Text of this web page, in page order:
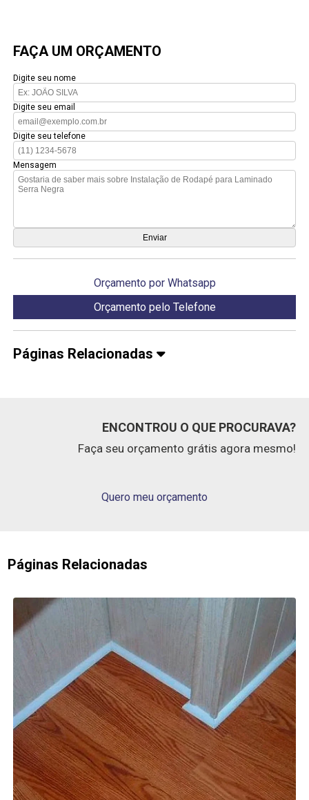
FAÇA UM ORÇAMENTO
Digite seu nome
Digite seu email
Digite seu telefone
Mensagem
Orçamento por Whatsapp
Orçamento pelo Telefone
Páginas Relacionadas
ENCONTROU O QUE PROCURAVA?
Faça seu orçamento grátis agora mesmo!
Quero meu orçamento
Páginas Relacionadas